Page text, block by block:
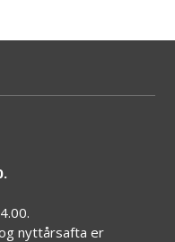
nyttårsafta er